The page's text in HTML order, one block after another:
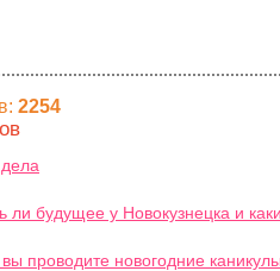
2254
дела
ли будущее у Новокузнецка и
вы проводите новогодние